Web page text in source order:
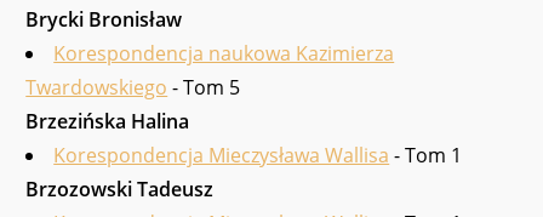
Brycki Bronisław
Korespondencja naukowa Kazimierza
Twardowskiego - Tom 5
Brzezińska Halina
Korespondencja Mieczysława Wallisa - Tom 1
Brzozowski Tadeusz